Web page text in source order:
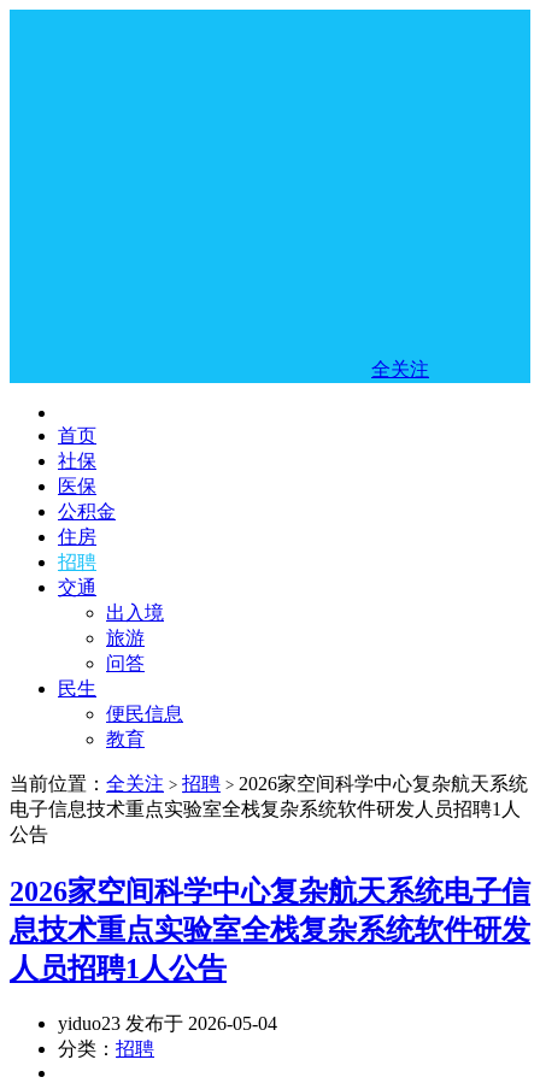
全关注
首页
社保
医保
公积金
住房
招聘
交通
出入境
旅游
问答
民生
便民信息
教育
当前位置： 全关注 > 招聘 > 2026家空间科学中心复杂航天系统
电子信息技术重点实验室全栈复杂系统软件研发人员招聘1人
公告
2026家空间科学中心复杂航天系统电子信
息技术重点实验室全栈复杂系统软件研发
人员招聘1人公告
yiduo23 发布于 2026-05-04
分类： 招聘